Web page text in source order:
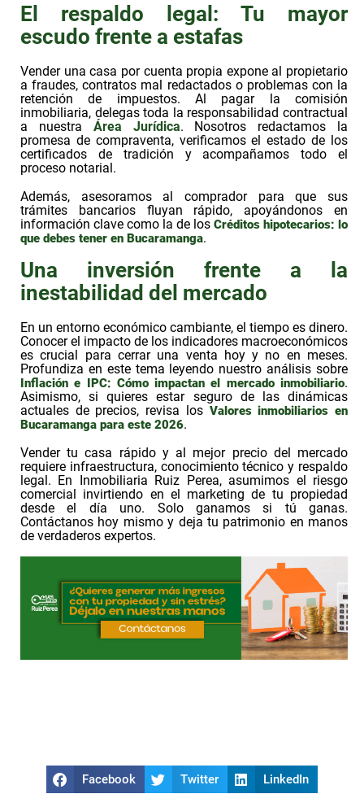
El respaldo legal: Tu mayor
escudo frente a estafas
Vender una casa por cuenta propia expone al propietario
a fraudes, contratos mal redactados o problemas con la
retención de impuestos. Al pagar la comisión
inmobiliaria, delegas toda la responsabilidad contractual
a nuestra Área Jurídica. Nosotros redactamos la
promesa de compraventa, verificamos el estado de los
certificados de tradición y acompañamos todo el
proceso notarial.
Además, asesoramos al comprador para que sus
trámites bancarios fluyan rápido, apoyándonos en
información clave como la de los Créditos hipotecarios: lo
que debes tener en Bucaramanga.
Una inversión frente a la
inestabilidad del mercado
En un entorno económico cambiante, el tiempo es dinero.
Conocer el impacto de los indicadores macroeconómicos
es crucial para cerrar una venta hoy y no en meses.
Profundiza en este tema leyendo nuestro análisis sobre
Inflación e IPC: Cómo impactan el mercado inmobiliario.
Asimismo, si quieres estar seguro de las dinámicas
actuales de precios, revisa los Valores inmobiliarios en
Bucaramanga para este 2026.
Vender tu casa rápido y al mejor precio del mercado
requiere infraestructura, conocimiento técnico y respaldo
legal. En Inmobiliaria Ruiz Perea, asumimos el riesgo
comercial invirtiendo en el marketing de tu propiedad
desde el día uno. Solo ganamos si tú ganas.
Contáctanos hoy mismo y deja tu patrimonio en manos
de verdaderos expertos.
Facebook Twitter LinkedIn